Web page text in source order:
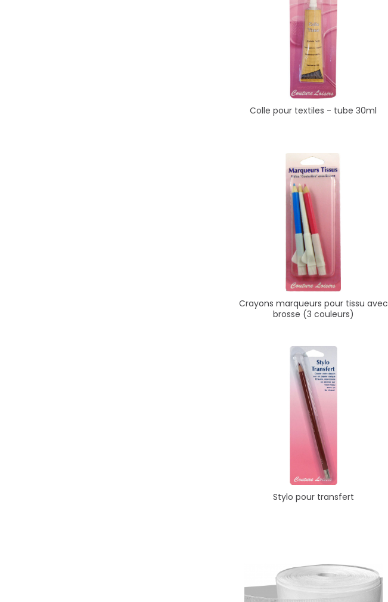
Colle pour textiles - tube 30ml
Crayons marqueurs pour tissu avec
brosse (3 couleurs)
Stylo pour transfert